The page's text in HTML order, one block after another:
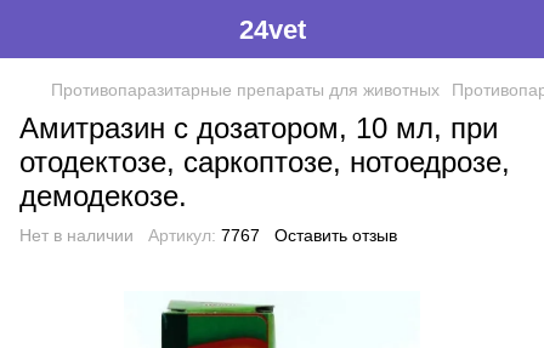
24vet
Противопаразитарные препараты для животных
Амитразин с дозатором, 10 мл, при
отодектозе, саркоптозе, нотоедрозе,
демодекозе.
Нет в наличии Артикул: 7767 Оставить отзыв